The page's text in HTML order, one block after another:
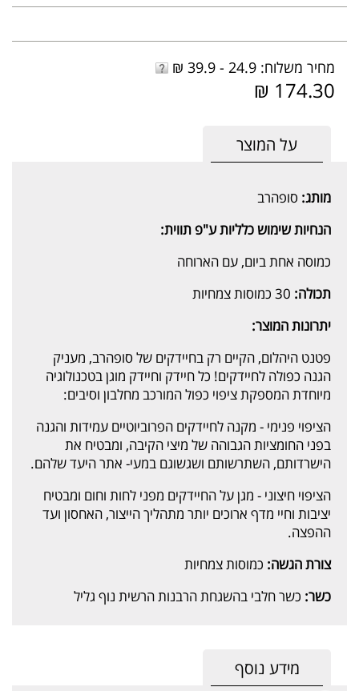
מחיר משלוח: 24.9 - 39.9 ₪
174.30 ₪
על המוצר
מותג: סופהרב
הנחיות שימוש כלליות ע"פ תווית:
כמוסה אחת ביום, עם הארוחה
תכולה:
יתרונות המוצר:
פטנט היהלום, הקיים רק בחיידקים של סופהרב, מעניק
הגנה כפולה לחיידקים! כל חיידק וחיידק מוגן בטכנולוגיה
מיוחדת המספקת ציפוי כפול המורכב מחלבון וסיבים:
הציפוי פנימי - מקנה לחיידקים הפרוביוטיים עמידות והגנה
בפני החומציות הגבוהה של מיצי הקיבה, ומבטיח את
הישרדותם, השתרשותם ושגשוגם במעי- אתר היעד שלהם.
הציפוי חיצוני - מגן על החיידקים מפני לחות וחום ומבטיח
יציבות וחיי מדף ארוכים יותר מתהליך הייצור, האחסון ועד
ההפצה.
צורת הגשה: כמוסות צמחיות
כשר: כשר חלבי בהשגחת הרבנות הרשית נוף גליל
מידע נוסף